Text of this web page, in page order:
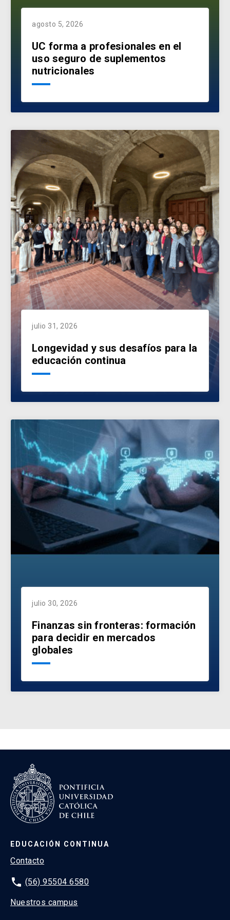
agosto 5, 2026
UC forma a profesionales en el
uso seguro de suplementos
nutricionales
julio 31, 2026
Longevidad y sus desafíos para la
educación continua
julio 30, 2026
Finanzas sin fronteras: formación
para decidir en mercados
globales
EDUCACIÓN CONTINUA
Contacto
phone (56) 95504 6580
Nuestros campus